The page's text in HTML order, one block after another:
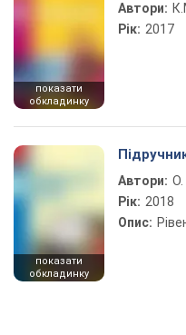
показати
обкладинку
Автори:
Рік: 2017
показати
обкладинку
Автори: О.
Рік: 2018
Опис: